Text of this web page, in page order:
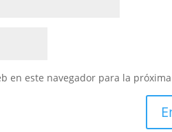
en este navegador para la